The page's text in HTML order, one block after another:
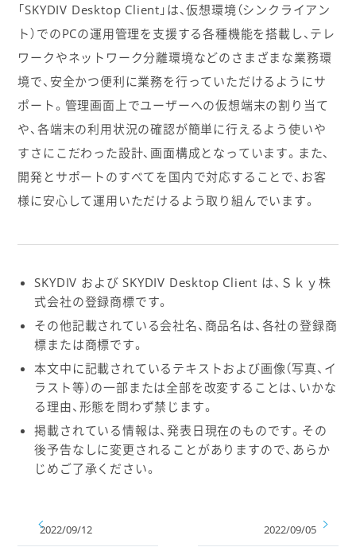
「SKYDIV Desktop Client」は、仮想環境（シンクライアン
ト）でのPCの運用管理を支援する各種機能を搭載し、テレ
ワークやネットワーク分離環境などのさまざまな業務環
境で、安全かつ便利に業務を行っていただけるようにサ
ポート。管理画面上でユーザーへの仮想端末の割り当て
や、各端末の利用状況の確認が簡単に行えるよう使いや
すさにこだわった設計、画面構成となっています。また、
開発とサポートのすべてを国内で対応することで、お客
様に安心して運用いただけるよう取り組んでいます。
SKYDIV および SKYDIV Desktop Client は、Ｓｋｙ株
式会社の登録商標です。
その他記載されている会社名、商品名は、各社の登録商
標または商標です。
本文中に記載されているテキストおよび画像（写真、イ
ラスト等）の一部または全部を改変することは、いかな
る理由、形態を問わず禁じます。
掲載されている情報は、発表日現在のものです。その
後予告なしに変更されることがありますので、あらか
じめご了承ください。
2022/09/12 2022/09/05